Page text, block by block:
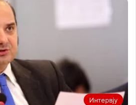
Интервју